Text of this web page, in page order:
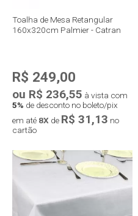
Toalha de Mesa Retangular
160x320cm Palmier - Catran
R$ 249,00
ou R$ 236,55 à vista com
5% de desconto no boleto/pix
em até 8X de R$ 31,13 no
cartão
Compra rápida